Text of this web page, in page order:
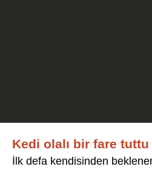
Kedi olalı bir fare tuttu
İlk defa kendisinden